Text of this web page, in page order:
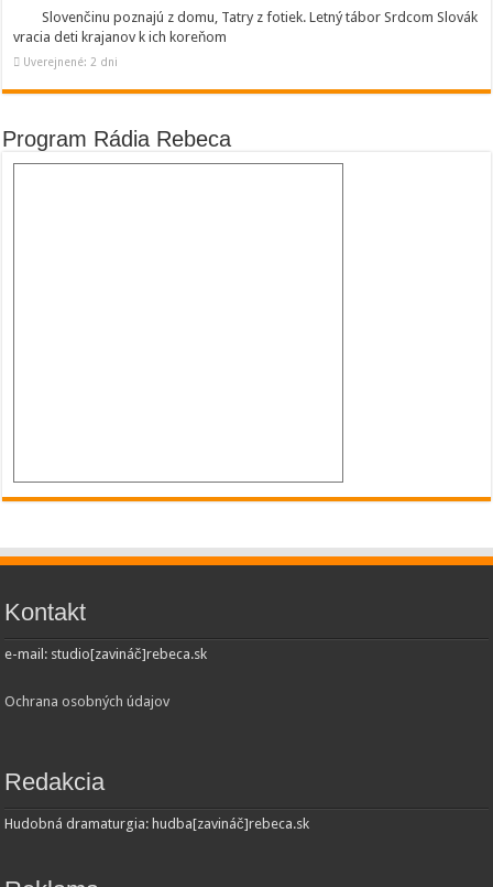
Slovenčinu poznajú z domu, Tatry z fotiek. Letný tábor Srdcom Slovák
vracia deti krajanov k ich koreňom
Uverejnené: 2 dni
Program Rádia Rebeca
Kontakt
e-mail: studio[zavináč]rebeca.sk
Ochrana osobných údajov
Redakcia
Hudobná dramaturgia: hudba[zavináč]rebeca.sk